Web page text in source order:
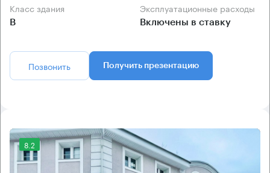
Класс здания
B
Эксплуатационные расходы
Включены в ставку
Позвонить Получить презентацию
8.2